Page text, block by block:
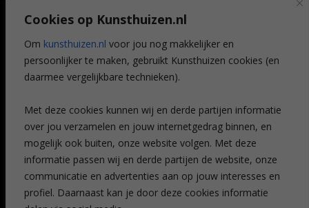
Cookies op Kunsthuizen.nl
Om kunsthuizen.nl voor jou nog makkelijker en
persoonlijker te maken, gebruikt Kunsthuizen cookies (en
daarmee vergelijkbare technieken).
Met deze cookies kunnen wij en derde partijen informatie
over jou verzamelen en jouw internetgedrag binnen, en
mogelijk ook buiten, onze website volgen. Met deze
informatie passen wij en derde partijen de website, onze
communicatie en advertenties aan op jouw interesses en
profiel. Daarnaast kan je door deze cookies informatie
Voordelen
Veelgestelde vragen
CONTACT
Leiden
Amsterdam
Breda
Favorieten
Mijn art alert